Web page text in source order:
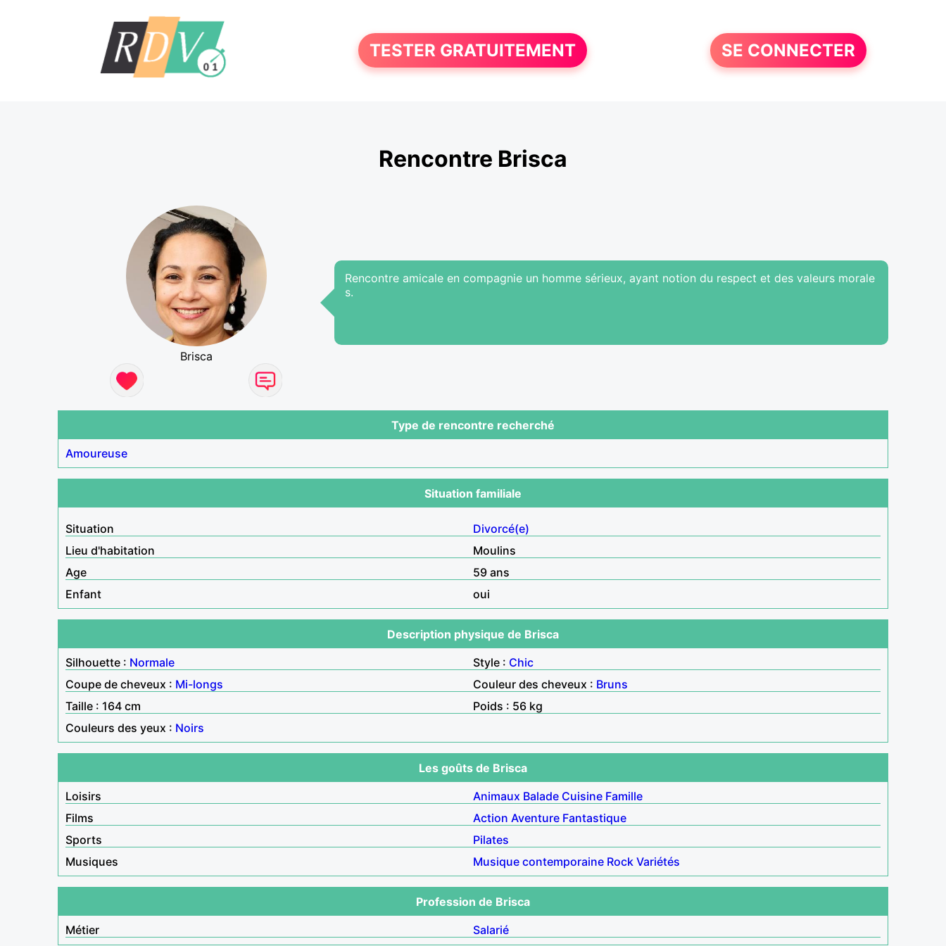
TESTER GRATUITEMENT SE CONNECTER
Rencontre Brisca
Brisca
Rencontre amicale en compagnie un homme sérieux, ayant notion du respect et des valeurs morale
s.
Type de rencontre recherché
Amoureuse
Situation familiale
Situation
Divorcé(e)
Lieu d'habitation
Moulins
Age
59 ans
Enfant
oui
Description physique de Brisca
Silhouette : Normale Style : Chic
Coupe de cheveux : Mi-longs Couleur des cheveux : Bruns
Taille : 164 cm
Poids : 56 kg
Couleurs des yeux : Noirs
Les goûts de Brisca
Loisirs
Animaux Balade Cuisine Famille
Films
Action Aventure Fantastique
Sports
Pilates
Musiques
Musique contemporaine Rock Variétés
Profession de Brisca
Métier
Salarié